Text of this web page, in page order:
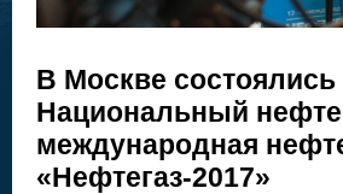
В Москве
Национальный
международная
«Нефтегаз-2017»